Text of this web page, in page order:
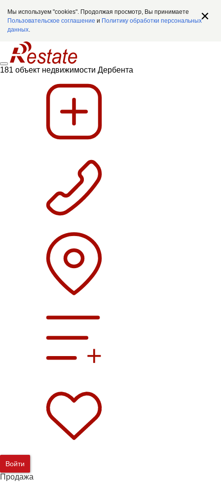
Мы используем "cookies". Продолжая просмотр, Вы принимаете
Пользовательское соглашение и Политику обработки персональных
данных.
181 объект недвижимости Дербента
Войти
Продажа